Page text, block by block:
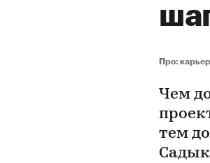
Про:
Чем
тем